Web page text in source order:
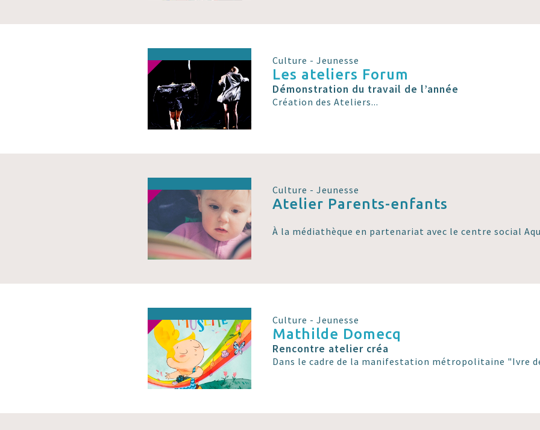
Culture - Jeunesse
Les ateliers Forum
Démonstration du travail de l’année
Création des Ateliers...
Culture - Jeunesse
Atelier Parents-enfants
À la médiathèque en partenariat avec le centre social
Culture - Jeunesse
Mathilde Domecq
Rencontre atelier créa
Dans le cadre de la manifestation métropolitaine "Ivre